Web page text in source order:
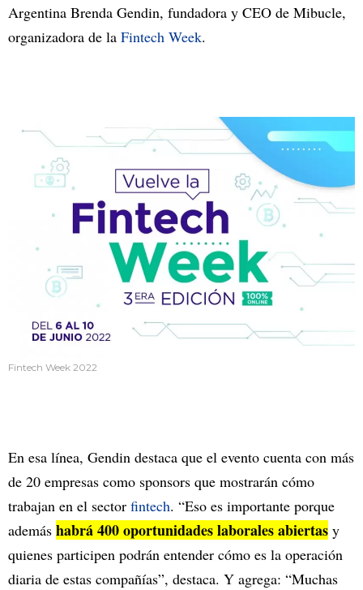
Argentina Brenda Gendin, fundadora y CEO de Mibucle,
organizadora de la Fintech Week.
Fintech Week 2022
En esa línea, Gendin destaca que el evento cuenta con más
de 20 empresas como sponsors que mostrarán cómo
trabajan en el sector fintech. “Eso es importante porque
además habrá 400 oportunidades laborales abiertas y
quienes participen podrán entender cómo es la operación
diaria de estas compañías”, destaca. Y agrega: “Muchas